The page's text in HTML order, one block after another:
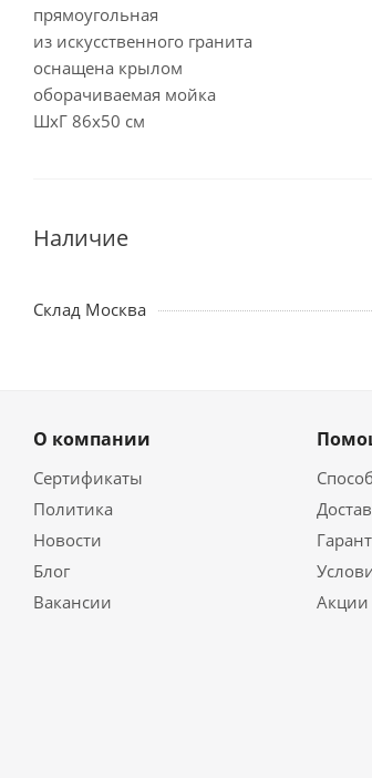
прямоугольная
из искусственного гранита
оснащена крылом
оборачиваемая мойка
ШхГ 86х50 см
Наличие
Склад Москва
О компании
Сертификаты
Политика
Новости
Блог
Вакансии
Акции